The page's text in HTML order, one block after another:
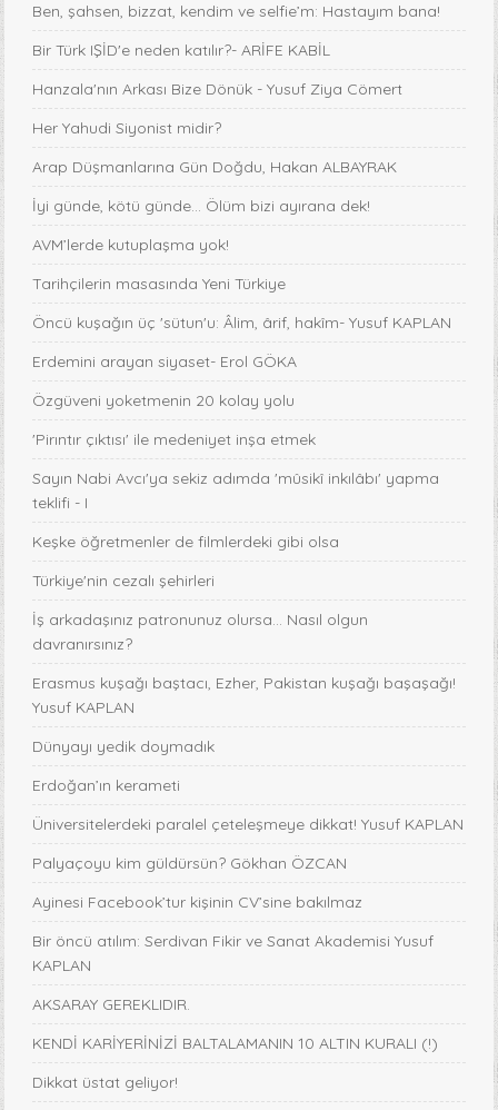
Ben, şahsen, bizzat, kendim ve selfie’m: Hastayım bana!
Bir Türk IŞİD'e neden katılır?- ARİFE KABİL
Hanzala'nın Arkası Bize Dönük - Yusuf Ziya Cömert
Her Yahudi Siyonist midir?
Arap Düşmanlarına Gün Doğdu, Hakan ALBAYRAK
İyi günde, kötü günde... Ölüm bizi ayırana dek!
AVM’lerde kutuplaşma yok!
Tarihçilerin masasında Yeni Türkiye
Öncü kuşağın üç 'sütun'u: Âlim, ârif, hakîm- Yusuf KAPLAN
Erdemini arayan siyaset- Erol GÖKA
Özgüveni yoketmenin 20 kolay yolu
'Pirıntır çıktısı' ile medeniyet inşa etmek
Sayın Nabi Avcı'ya sekiz adımda 'mûsikî inkılâbı' yapma
teklifi - I
Keşke öğretmenler de filmlerdeki gibi olsa
Türkiye'nin cezalı şehirleri
İş arkadaşınız patronunuz olursa… Nasıl olgun
davranırsınız?
Erasmus kuşağı baştacı, Ezher, Pakistan kuşağı başaşağı!
Yusuf KAPLAN
Dünyayı yedik doymadık
Erdoğan’ın kerameti
Üniversitelerdeki paralel çeteleşmeye dikkat! Yusuf KAPLAN
Palyaçoyu kim güldürsün? Gökhan ÖZCAN
Ayinesi Facebook’tur kişinin CV’sine bakılmaz
Bir öncü atılım: Serdivan Fikir ve Sanat Akademisi Yusuf
KAPLAN
AKSARAY GEREKLIDIR.
KENDİ KARİYERİNİZİ BALTALAMANIN 10 ALTIN KURALI (!)
Dikkat üstat geliyor!